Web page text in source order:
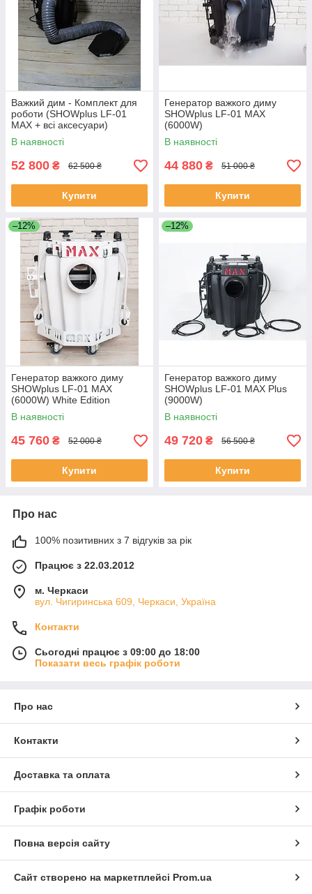
Важкий дим - Комплект для
роботи (SHOWplus LF-01
MAX + всі аксесуари)
В наявності
52 800 ₴ 62 500 ₴
Купити
Генератор важкого диму
SHOWplus LF-01 MAX
(6000W)
В наявності
44 880 ₴ 51 000 ₴
Купити
–12%
Генератор важкого диму
SHOWplus LF-01 MAX
(6000W) White Edition
В наявності
45 760 ₴ 52 000 ₴
Купити
–12%
Генератор важкого диму
SHOWplus LF-01 MAX Plus
(9000W)
В наявності
49 720 ₴ 56 500 ₴
Купити
Про нас
100% позитивних з 7 відгуків за рік
Працює з 22.03.2012
м. Черкаси
вул. Чигиринська 609, Черкаси, Україна
Контакти
Сьогодні працює з 09:00 до 18:00
Показати весь графік роботи
Про нас
Контакти
Доставка та оплата
Графік роботи
Повна версія сайту
Сайт створено на маркетплейсі Prom.ua